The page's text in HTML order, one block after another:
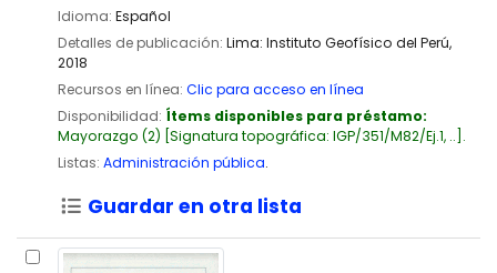
Idioma: Español
Detalles de publicación: Lima: Instituto Geofísico del Perú,
2018
Recursos en línea: Clic para acceso en línea
Disponibilidad: Ítems disponibles para préstamo:
Mayorazgo (2) Signatura topográfica: IGP/351/M82/Ej.1, .. .
Listas: Administración pública.
Guardar en otra lista